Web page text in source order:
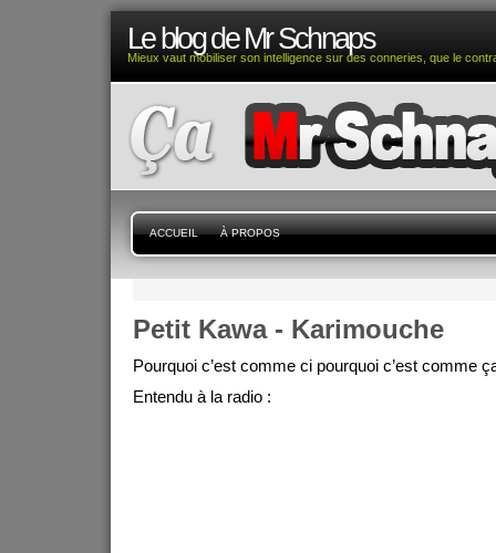
Le blog de Mr Schnaps
Mieux vaut mobiliser son intelligence sur des conneries, que le
ACCUEIL À PROPOS
Petit Kawa - Karimouche
Pourquoi c’est comme ci pourquoi c’est comme
Entendu à la radio :